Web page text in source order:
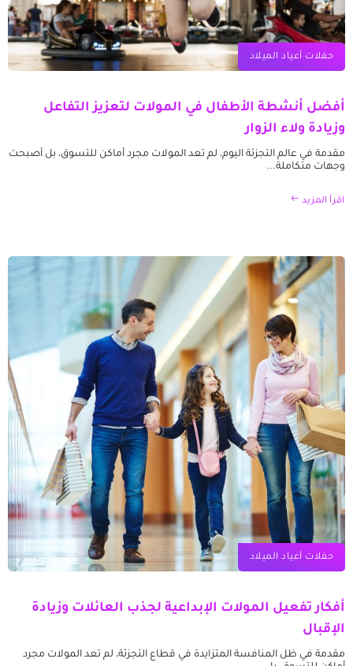
حفلات أعياد الميلاد
أفضل أنشطة الأطفال في المولات لتعزيز التفاعل
وزيادة ولاء الزوار
مقدمة في عالم التجزئة اليوم، لم تعد المولات مجرد أماكن للتسوق، بل أصبحت
وجهات متكاملة...
اقرأ المزيد
حفلات أعياد الميلاد
أفكار تفعيل المولات الإبداعية لجذب العائلات وزيادة
الإقبال
مقدمة في ظل المنافسة المتزايدة في قطاع التجزئة، لم تعد المولات مجرد